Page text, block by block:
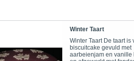
Winter Taart
Winter Taart De taart is
biscuitcake gevuld met
aarbeienjam en vanille